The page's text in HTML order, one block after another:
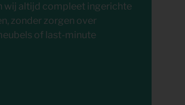
wij altijd compleet ingerichte
zonder zorgen over
of last-minute